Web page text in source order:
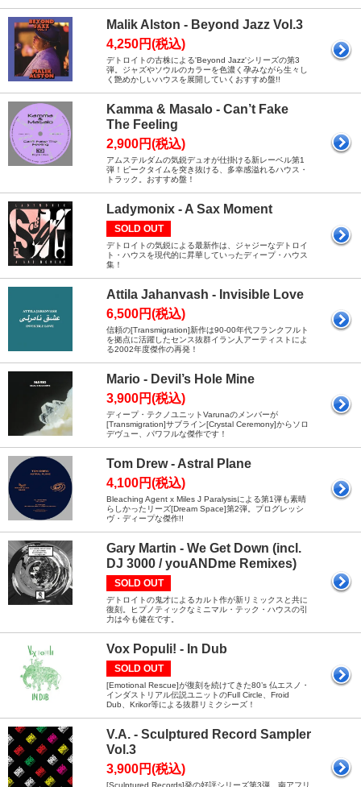
Malik Alston - Beyond Jazz Vol.3
4,250円(税込)
デトロイトの古株による'Beyond Jazz'シリーズの第3
弾。ジャズやソウルのカラーを色濃く孕みながら生々し
く艶めかしいハウスを展開していくおすすめ盤!!
Kamma & Masalo - Can’t Fake
The Feeling
2,900円(税込)
アムステルダムの気鋭デュオが仕掛ける新レーベル第1
弾！ピークタイムを突き抜ける、多幸感溢れるハウス・
トラック。おすすめ盤！
Ladymonix - A Sax Moment
SOLD OUT
デトロイトの気鋭による最新作は、ジャジーなデトロイ
ト・ハウスを現代的に昇華していったディープ・ハウス
集！
Attila Jahanvash - Invisible Love
6,500円(税込)
信頼の[Transmigration]新作は90-00年代フランクフルト
を拠点に活躍したセンス抜群イラン人アーティストによ
る2002年度傑作の再発！
Mario - Devil’s Hole Mine
3,900円(税込)
ディープ・テクノユニットVarunaのメンバーが
[Transmigration]サブライン[Crystal Ceremony]からソロ
デヴュー、パワフルな傑作です！
Tom Drew - Astral Plane
4,100円(税込)
Bleaching Agent x Miles J Paralysisによる第1弾も素晴
らしかったリーズ[Dream Space]第2弾。プログレッシ
ヴ・ディープな傑作!!
Gary Martin - We Get Down (incl.
DJ 3000 / youANDme Remixes)
SOLD OUT
デトロイトの鬼才によるカルト作が新リミックスと共に
復刻。ヒプノティックなミニマル・テック・ハウスの引
力は今も健在です。
Vox Populi! - In Dub
SOLD OUT
[Emotional Rescue]が復刻を続けてきた80’s 仏エスノ・
インダストリアル伝説ユニットのFull Circle、Froid
Dub、Krikor等による抜群リミクシーズ！
V.A. - Sculptured Record Sampler
Vol.3
3,900円(税込)
[Sculptured Records]発の好評シリーズ第3弾。南アフリ